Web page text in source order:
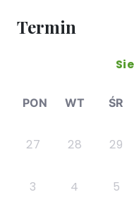
Termin
PON WT ŚR
27 28 29
3 4 5